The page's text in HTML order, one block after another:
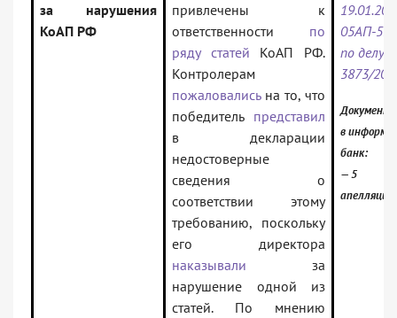
за нарушения
КоАП РФ
привлечены к
ответственности по
ряду статей КоАП РФ.
Контролерам
пожаловалисьна то, что
победитель представил
в декларации
недостоверные
сведения о
соответствии этому
требованию, поскольку
его директора
наказывали за
нарушение одной из
статей. По мнению
05АП-
по делу
3873/
Документ
в
банк:
— 5